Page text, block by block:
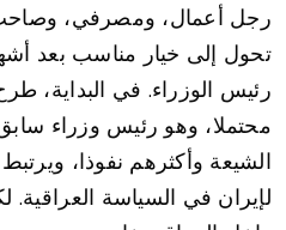
رجل أعمال، ومصرفي،
تحول إلى خيار مناسب بعد
رئيس الوزراء. في البداية،
محتملا، وهو رئيس وزراء
الشيعة وأكثرهم نفوذا، ويرتبط
لإيران في السياسة العراقية.